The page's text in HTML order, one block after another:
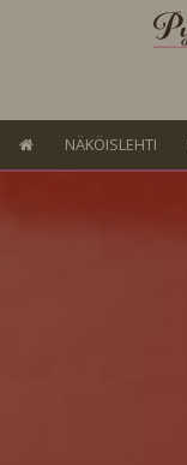
NÄKÖISLEHTI